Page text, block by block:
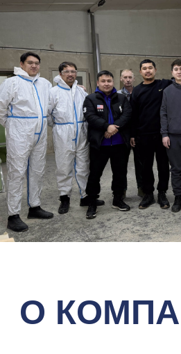
О КОМПАНИИ